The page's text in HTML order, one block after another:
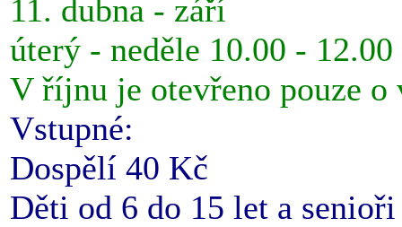
11. dubna - září
úterý - neděle 10.00 -
V říjnu je otevřeno pouze o
Vstupné:
Dospělí 40 Kč
Děti od 6 do 15 let a